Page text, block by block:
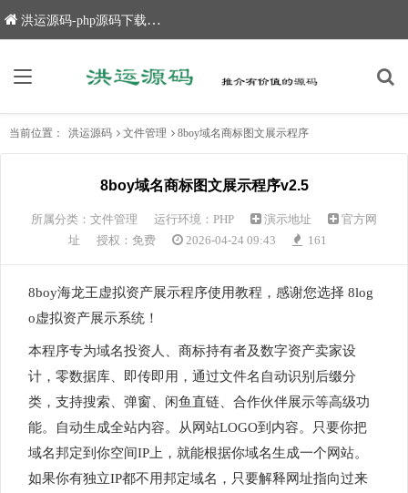
洪运源码-php源码下载,网站源码,网站源码下载
当前位置： 洪运源码 文件管理 8boy域名商标图文展示程序
8boy域名商标图文展示程序v2.5
所属分类： 文件管理 运行环境：PHP 演示地址
官方网
址
授权：免费 2026-04-24 09:43 161
8boy海龙王虚拟资产展示程序使用教程，感谢您选择 8log
o虚拟资产展示系统！
本程序专为域名投资人、商标持有者及数字资产卖家设
计，零数据库、即传即用，通过文件名自动识别后缀分
类，支持搜索、弹窗、闲鱼直链、合作伙伴展示等高级功
能。自动生成全站内容。从网站LOGO到内容。只要你把
域名邦定到你空间IP上，就能根据你域名生成一个网站。
如果你有独立IP都不用邦定域名，只要解释网址指向过来